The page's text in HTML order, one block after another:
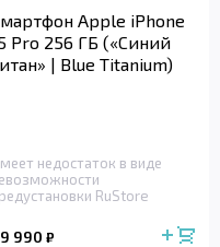
Apple iPhone
Pro 256 ГБ («Синий
| Blue Titanium)
недостаток в виде
RuStore
990 ₽